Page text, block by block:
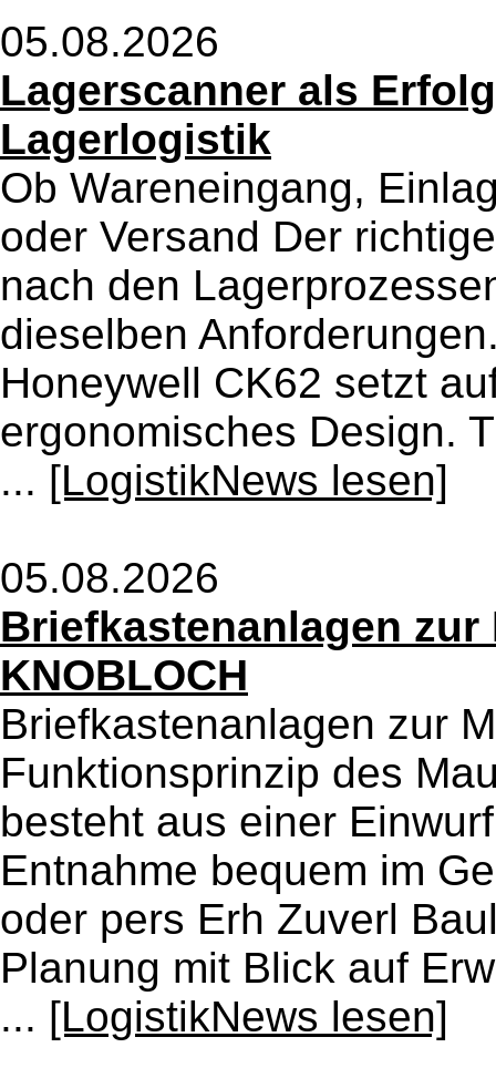
05.08.2026
Lagerscanner als
Lagerlogistik
Ob Wareneingang,
oder Versand Der
nach den
dieselben
Honeywell CK62 setzt
ergonomisches Design.
... [LogistikNews lesen]
05.08.2026
Briefkastenanlagen
KNOBLOCH
Briefkastenanlagen zur
Funktionsprinzip des
besteht aus einer
Entnahme bequem im
oder pers Erh Zuverl
Planung mit Blick auf
... [LogistikNews lesen]